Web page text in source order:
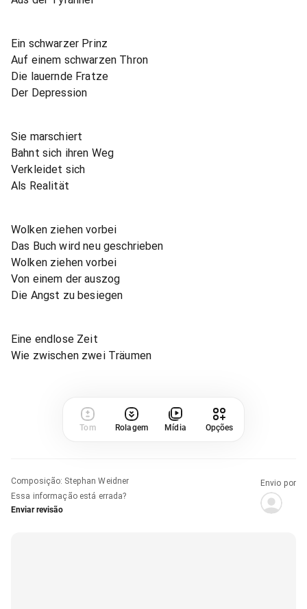
Ein schwarzer Prinz
Auf einem schwarzen Thron
Die lauernde Fratze
Der Depression
Sie marschiert
Bahnt sich ihren Weg
Verkleidet sich
Als Realität
Wolken ziehen vorbei
Das Buch wird neu geschrieben
Wolken ziehen vorbei
Von einem der auszog
Die Angst zu besiegen
Eine endlose Zeit
Wie zwischen zwei Träumen
Tom Rolagem Mídia Opções
Composição: Stephan Weidner
Essa informação está errada?
Enviar revisão
Envio por